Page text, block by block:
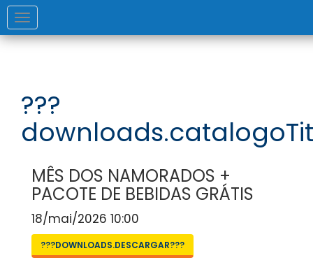
Toggle
navigation
???
MÊS DOS NAMORADOS +
PACOTE DE BEBIDAS GRÁTIS
18/mai/2026 10:00
???DOWNLOADS.DESCARGAR???